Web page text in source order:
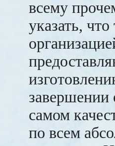
всему
указать, что
завершении
самом
по всем